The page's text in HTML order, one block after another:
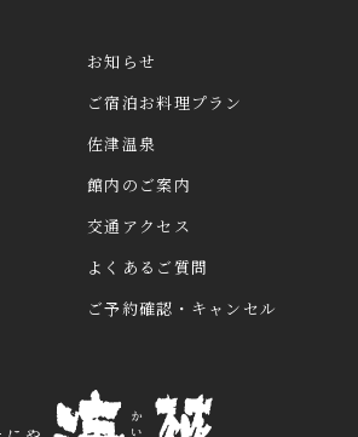
お知らせ
ご宿泊お料理プラン
佐津温泉
館内のご案内
交通アクセス
よくあるご質問
ご予約確認・キャンセル